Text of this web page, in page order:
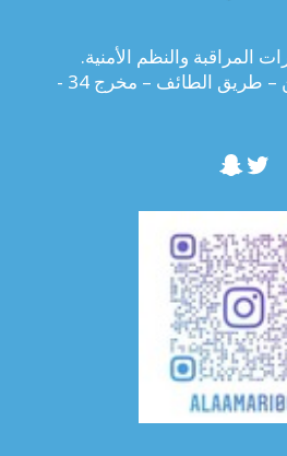
المراقبة والنظم الأمنية.
الرياض حي / ظهرة لبن – طريق الطائف – مخرج 34 -
تويتر
سناب شات